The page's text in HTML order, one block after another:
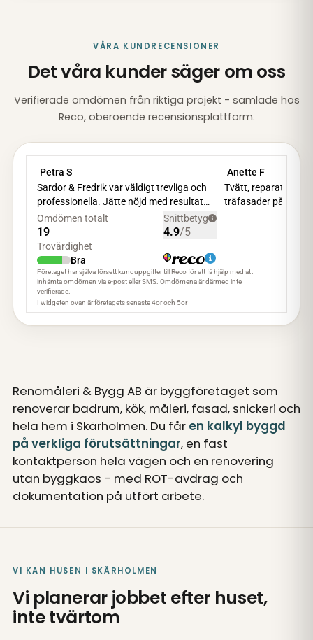
VÅRA KUNDRECENSIONER
Det våra kunder säger om oss
Verifierade omdömen från riktiga projekt - samlade hos
Reco, oberoende recensionsplattform.
Renomåleri & Bygg AB är byggföretaget som
renoverar badrum, kök, måleri, fasad, snickeri och
hela hem i Skärholmen. Du får en kalkyl byggd
på verkliga förutsättningar, en fast
kontaktperson hela vägen och en renovering
utan byggkaos - med ROT-avdrag och
dokumentation på utfört arbete.
VI KAN HUSEN I SKÄRHOLMEN
Vi planerar jobbet efter huset,
inte tvärtom